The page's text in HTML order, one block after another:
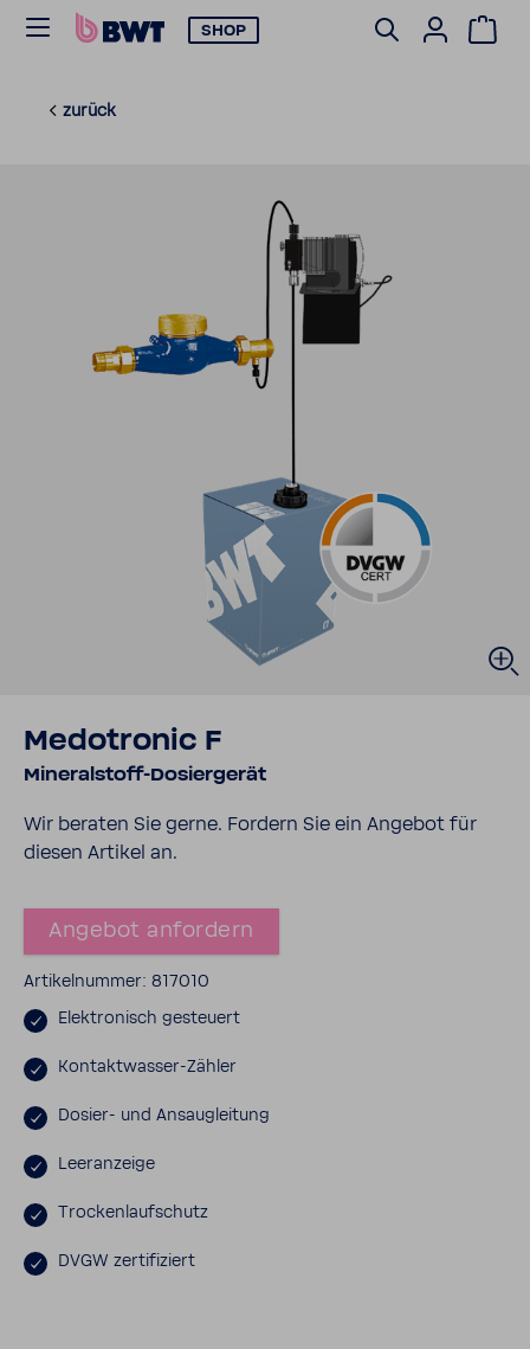
SHOP
zurück
Medo­tronic F
Mineralstoff-​Dosiergerät
Wir beraten Sie gerne. Fordern Sie ein Angebot für
diesen Artikel an.
Angebot anfor­dern
Arti­kel­nummer: 817010
Elek­tro­nisch gesteuert
Kontaktwasser-​Zähler
Dosier-​ und Ansaug­lei­tung
Leer­an­zeige
Trocken­lauf­schutz
DVGW zerti­fi­ziert